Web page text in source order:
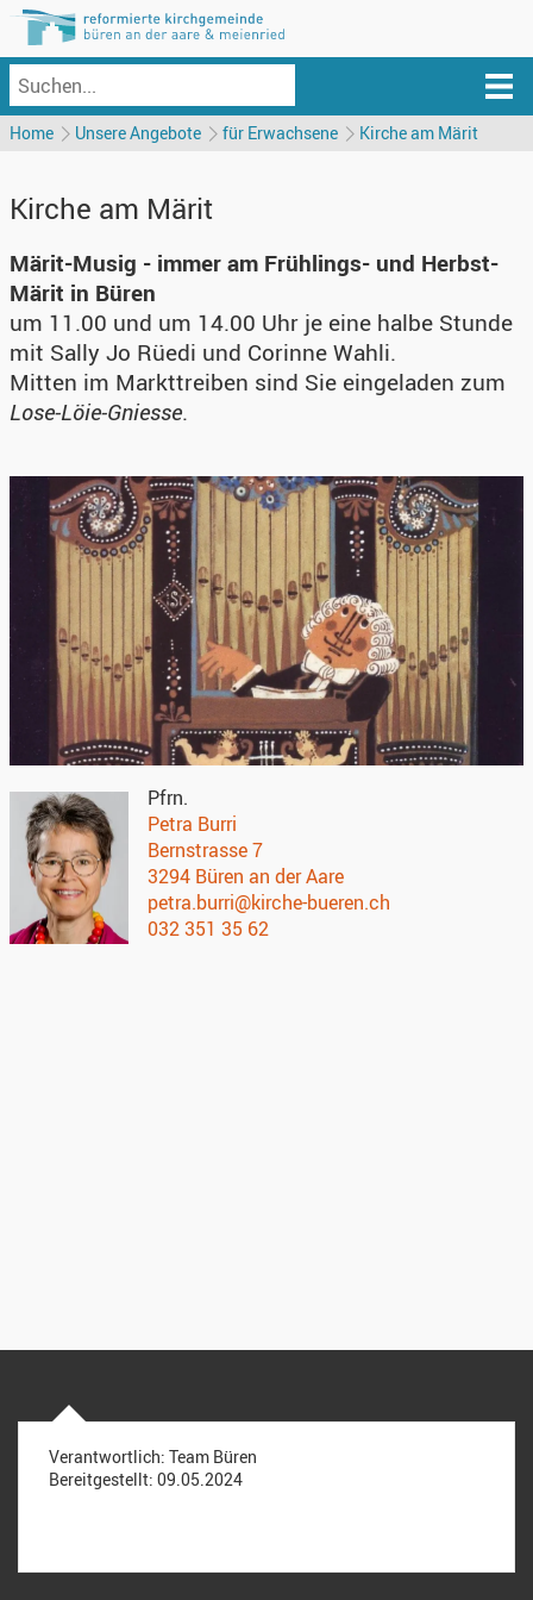
Home Unsere Angebote für Erwachsene Kirche am Märit
Kirche am Märit
Märit-Musig - immer am Frühlings- und Herbst-
Märit in Büren
um 11.00 und um 14.00 Uhr je eine halbe Stunde
mit Sally Jo Rüedi und Corinne Wahli.
Mitten im Markttreiben sind Sie eingeladen zum
Lose-Löie-Gniesse.
Pfrn.
Petra Burri
Bernstrasse 7
3294 Büren an der Aare
petra.burri@kirche-bueren.ch
032 351 35 62
Verantwortlich: Team Büren
Bereitgestellt: 09.05.2024